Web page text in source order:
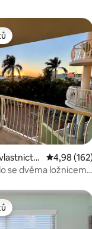
Oblíbené u hostů
Island
Průměrné
4,98
se dvěma ložnicemi
Oblíbené u hostů